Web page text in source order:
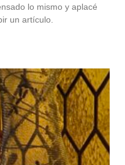
lo mismo y aplacé
un artículo.